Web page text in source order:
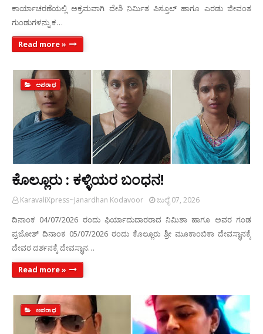
ಕಾರ್ಯಾಚರಣೆಯಲ್ಲಿ ಅಕ್ರಮವಾಗಿ ದೇಶಿ ನಿರ್ಮಿತ ಪಿಸ್ತೂಲ್ ಹಾಗೂ ಎರಡು ಜೀವಂತ
ಗುಂಡುಗಳನ್ನು ಕ…
Read more »
ಅಪರಾಧ
ಕೊಲ್ಲೂರು : ಕಳ್ಳಿಯರ ಬಂಧನ!
KaravaliXpress~Janardhan Kodavoor ಜುಲೈ 07, 2026
ದಿನಾಂಕ 04/07/2026 ರಂದು ಫಿರ್ಯಾದುದಾರರಾದ ನಿಮಿಶಾ ಹಾಗೂ ಅವರ ಗಂಡ
ಪ್ರಜೋಶ್ ದಿನಾಂಕ 05/07/2026 ರಂದು ಕೊಲ್ಲೂರು ಶ್ರೀ ಮೂಕಾಂಬಿಕಾ ದೇವಸ್ಥಾನಕ್ಕೆ
ದೇವರ ದರ್ಶನಕ್ಕೆ ದೇವಸ್ಥಾನ…
Read more »
ಅಪರಾಧ